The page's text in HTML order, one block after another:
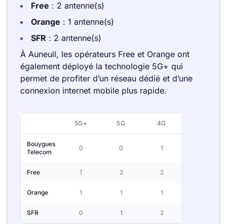
Free : 2 antenne(s)
Orange : 1 antenne(s)
SFR : 2 antenne(s)
À Auneuil, les opérateurs Free et Orange ont
également déployé la technologie 5G+ qui
permet de profiter d’un réseau dédié et d’une
connexion internet mobile plus rapide.
5G+ 5G 4G
Bouygues
Telecom
0 0 1
Free 1 2 2
Orange 1 1 1
SFR 0 1 2